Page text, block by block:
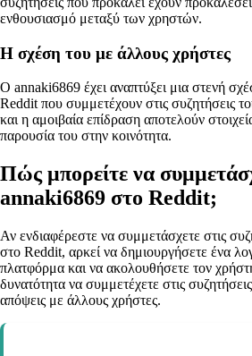
ενθουσιασμό μεταξύ των χρηστών.
Η σχέση του με άλλους χρήστες
Ο annaki6869 έχει αναπτύξει μια στενή
Reddit που συμμετέχουν στις συζητήσεις
και η αμοιβαία επίδραση αποτελούν
παρουσία του στην κοινότητα.
Πώς μπορείτε να
annaki6869 στο Reddit;
Αν ενδιαφέρεστε να συμμετάσχετε στις
στο Reddit, αρκεί να δημιουργήσετε ένα
πλατφόρμα και να ακολουθήσετε τον
δυνατότητα να συμμετέχετε στις
απόψεις με άλλους χρήστες.